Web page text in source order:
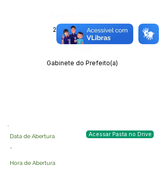
25 de julho de 2025
Gabinete do Prefeito(a)
Data de Abertura
Acessar Pasta no Drive
-
Hora de Abertura